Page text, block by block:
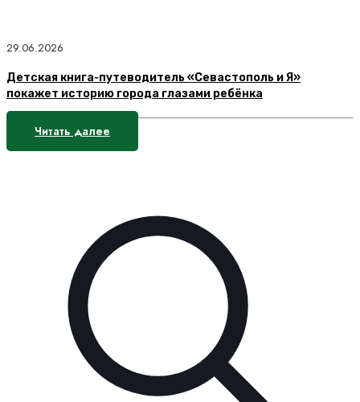
29.06.2026
Детская книга‑путеводитель «Севастополь и Я»
покажет историю города глазами ребёнка
Читать далее